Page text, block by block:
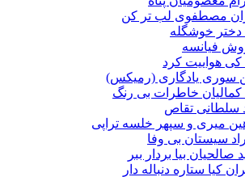
مصطفوی لب تر کن
دختر خوشگله
فیانسه
کی هواییت کرد
سوری یادگاری (رمیکس)
کمالیان خاطرات بی رنگ
سلطانی تقاص
میری و سپهر خلسه تراپی
سیستان بی وفا
صالحیان بیا بردار ببر
کیا ستاره دنباله دار